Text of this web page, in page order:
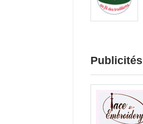
Publicités